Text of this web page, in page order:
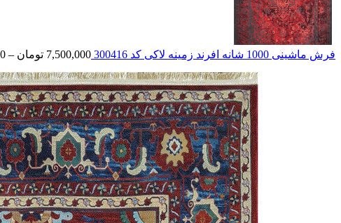
فرش ماشینی 1000 شانه افرند زمینه لاکی كد 300416 7,500,000 تومان –